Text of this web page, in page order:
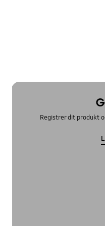
Registrer dit produkt